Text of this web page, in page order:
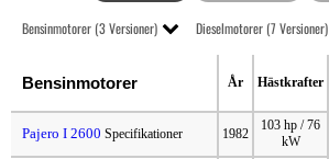
Bensinmotorer (3 Versioner) Dieselmotorer (7 Versioner)
Bensinmotorer År Hästkrafter
Pajero I 2600 Specifikationer 1982
103 hp / 76
kW